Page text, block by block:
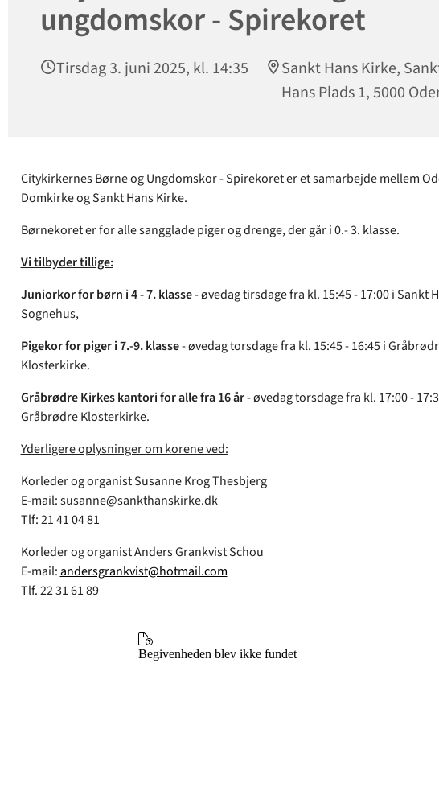
ungdomskor - Spirekoret
Tirsdag 3. juni 2025, kl. 14:35
Sankt Hans Kirke,
Hans Plads 1, 5000
Citykirkernes Børne og Ungdomskor - Spirekoret er et samarbejde mellem
Domkirke og Sankt Hans Kirke.
Børnekoret er for alle sangglade piger og drenge, der går i 0.- 3. klasse.
Vi tilbyder tillige:
Juniorkor for børn i 4 - 7. klasse- øvedag tirsdage fra kl. 15:45 - 17:00 i Sankt
Sognehus,
Pigekor for piger i 7.-9. klasse- øvedag torsdage fra kl. 15:45 - 16:45 i
Klosterkirke.
Gråbrødre Kirkes kantori for alle fra 16 år- øvedag torsdage fra kl. 17:00 -
Gråbrødre Klosterkirke.
Yderligere oplysninger om korene ved:
Korleder og organist Susanne Krog Thesbjerg
E-mail: susanne@sankthanskirke.dk
Tlf: 21 41 04 81
Korleder og organist Anders Grankvist Schou
E-mail:andersgrankvist@hotmail.com
Tlf. 22 31 61 89